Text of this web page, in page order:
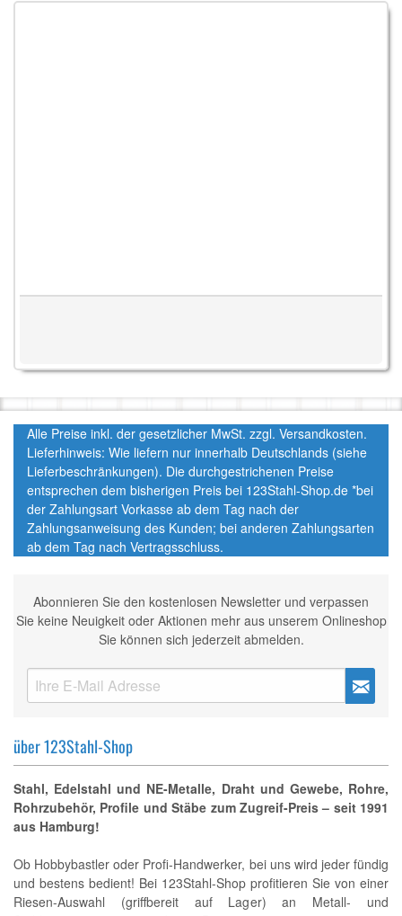
Alle Preise inkl. der gesetzlicher MwSt. zzgl. Versandkosten.
Lieferhinweis: Wie liefern nur innerhalb Deutschlands (siehe
Lieferbeschränkungen). Die durchgestrichenen Preise
entsprechen dem bisherigen Preis bei 123Stahl-Shop.de *bei
der Zahlungsart Vorkasse ab dem Tag nach der
Zahlungsanweisung des Kunden; bei anderen Zahlungsarten
ab dem Tag nach Vertragsschluss.
Abonnieren Sie den kostenlosen Newsletter und verpassen
Sie keine Neuigkeit oder Aktionen mehr aus unserem Onlineshop
Sie können sich jederzeit abmelden.
über 123Stahl-Shop
Stahl, Edelstahl und NE-Metalle, Draht und Gewebe, Rohre,
Rohrzubehör, Profile und Stäbe zum Zugreif-Preis – seit 1991
aus Hamburg!
Ob Hobbybastler oder Profi-Handwerker, bei uns wird jeder fündig
und bestens bedient! Bei 123Stahl-Shop profitieren Sie von einer
Riesen-Auswahl (griffbereit auf Lager) an Metall- und